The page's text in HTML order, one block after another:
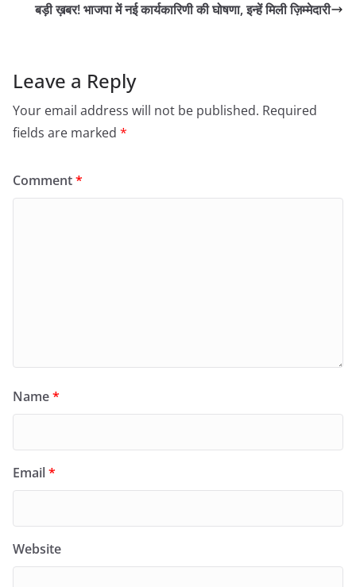
बड़ी ख़बर! भाजपा में नई कार्यकारिणी की घोषणा, इन्हें मिली ज़िम्मेदारी
Leave a Reply
Your email address will not be published. Required
fields are marked *
Comment*
Name*
Email*
Website